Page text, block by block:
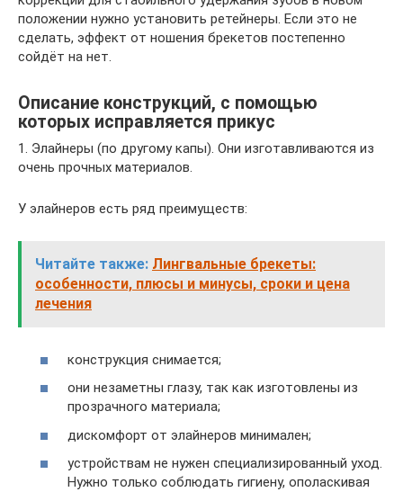
положении нужно установить ретейнеры. Если это не
сделать, эффект от ношения брекетов постепенно
сойдёт на нет.
Описание конструкций, с помощью
которых исправляется прикус
1. Элайнеры (по другому капы). Они изготавливаются из
очень прочных материалов.
У элайнеров есть ряд преимуществ:
Читайте также: Лингвальные брекеты:
особенности, плюсы и минусы, сроки и цена
лечения
конструкция снимается;
они незаметны глазу, так как изготовлены из
прозрачного материала;
дискомфорт от элайнеров минимален;
устройствам не нужен специализированный уход.
Нужно только соблюдать гигиену, ополаскивая